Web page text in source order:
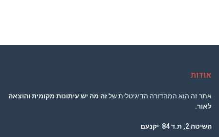
אודות
אתר זה הוא המהדורה הדיגיטלית שלזה מה יש עיתונות מקומית והוצאה
לאור.
השיטה 2, ת.ד 84 יקנעם